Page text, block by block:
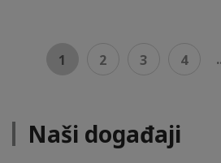
1 2 3 4
Naši događaji